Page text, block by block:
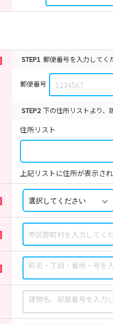
STEP1 郵便番号を入力してく
郵便番号
STEP2 下の住所リストより、
住所リスト
上記リストに住所が表示さ